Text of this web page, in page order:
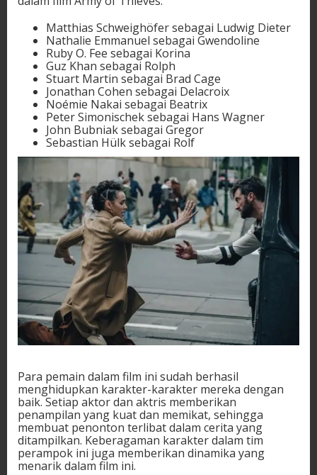
Matthias Schweighöfer sebagai Ludwig Dieter
Nathalie Emmanuel sebagai Gwendoline
Ruby O. Fee sebagai Korina
Guz Khan sebagai Rolph
Stuart Martin sebagai Brad Cage
Jonathan Cohen sebagai Delacroix
Noémie Nakai sebagai Beatrix
Peter Simonischek sebagai Hans Wagner
John Bubniak sebagai Gregor
Sebastian Hülk sebagai Rolf
Para pemain dalam film ini sudah berhasil
menghidupkan karakter-karakter mereka dengan
baik. Setiap aktor dan aktris memberikan
penampilan yang kuat dan memikat, sehingga
membuat penonton terlibat dalam cerita yang
ditampilkan. Keberagaman karakter dalam tim
perampok ini juga memberikan dinamika yang
menarik dalam film ini.